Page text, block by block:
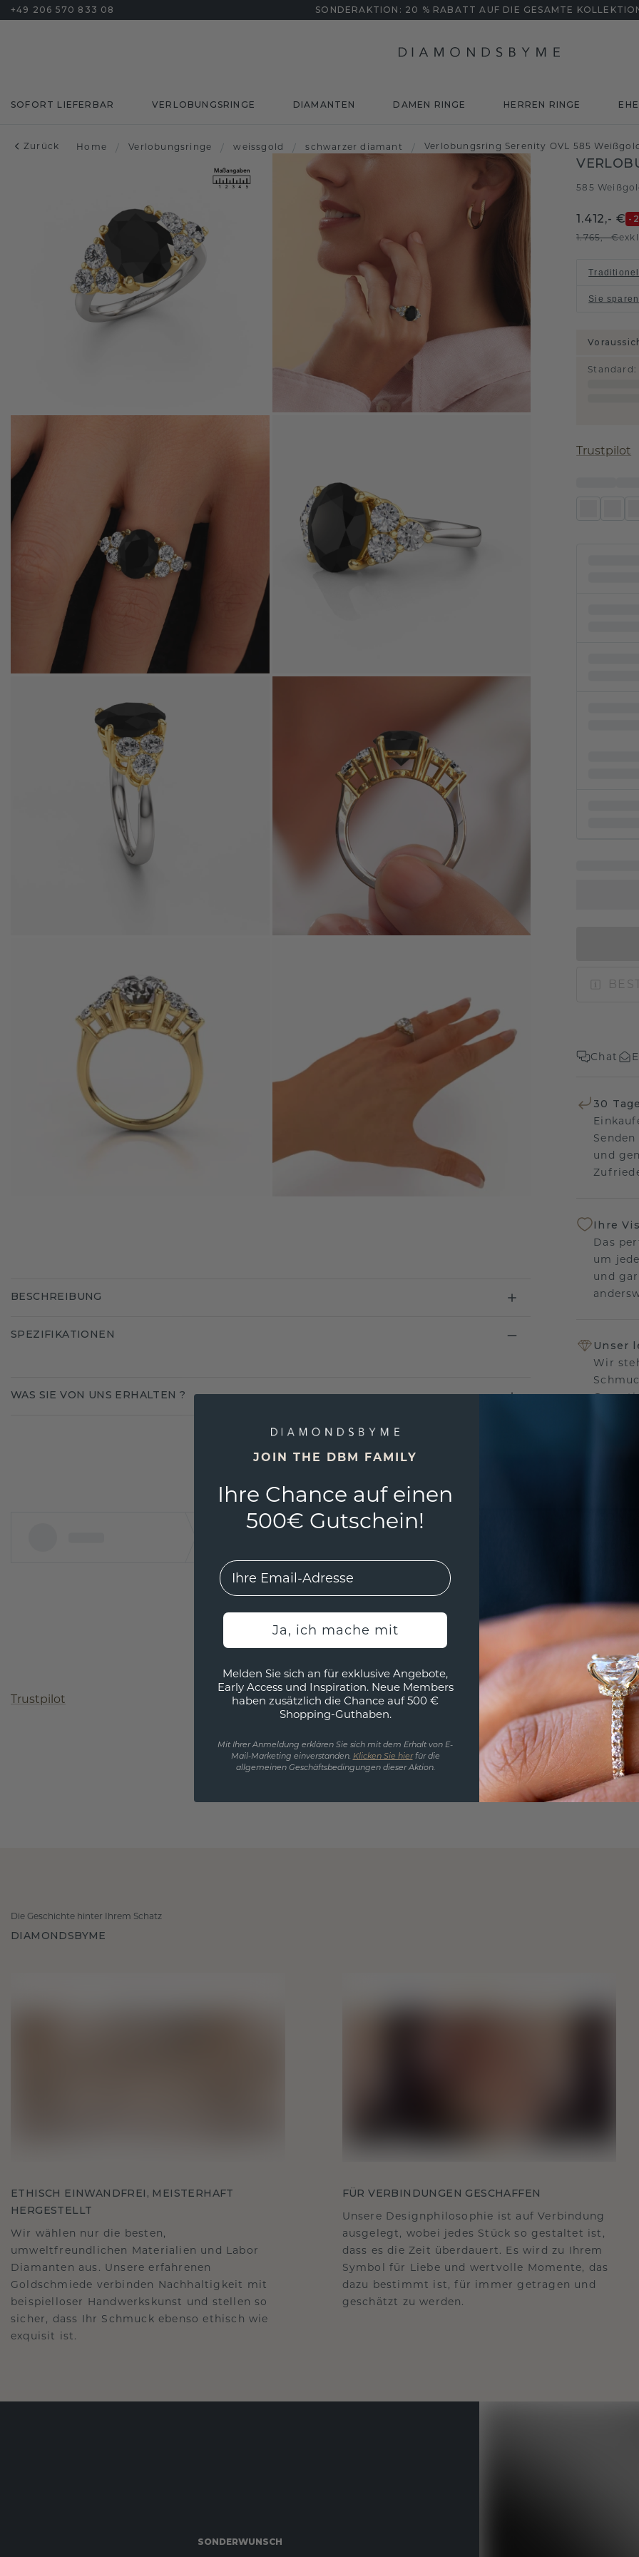
+49 206 570 833 08 SONDERAKTION: 20 % RABATT AUF DIE GESAMTE
SOFORT LIEFERBAR VERLOBUNGSRINGE DIAMANTEN DAMEN RINGE HERREN RINGE
Zurück Home / Verlobungsringe / weissgold / schwarzer diamant / Verlobungsring Serenity OVL 585
585
1.412,- € -
1.765,- €
Sie sparen
Standard :
Trustpilot
Chat
30
und
Ihre
Das
um
und
Unser
Wir
keine
BESCHREIBUNG
SPEZIFIKATIONEN
WAS SIE VON UNS ERHALTEN ?
Trustpilot
Die Geschichte hinter Ihrem Schatz
DIAMONDSBYME
ETHISCH EINWANDFREI, MEISTERHAFT
HERGESTELLT
Wir wählen nur die besten,
umweltfreundlichen Materialien und Labor
Diamanten aus. Unsere erfahrenen
Goldschmiede verbinden Nachhaltigkeit mit
beispielloser Handwerkskunst und stellen so
sicher, dass Ihr Schmuck ebenso ethisch wie
exquisit ist.
FÜR VERBINDUNGEN GESCHAFFEN
Unsere Designphilosophie ist auf Verbindung
ausgelegt, wobei jedes Stück so gestaltet ist,
dass es die Zeit überdauert. Es wird zu Ihrem
Symbol für Liebe und wertvolle Momente, das
dazu bestimmt ist, für immer getragen und
geschätzt zu werden.
SONDERWUNSCH
JOIN THE DBM FAMILY
Ihre Chance auf einen
500€ Gutschein!
EMail
Ja, ich mache mit
Melden Sie sich an für exklusive Angebote,
Early Access und Inspiration. Neue Members
haben zusätzlich die Chance auf 500 €
Shopping-Guthaben.
Mit Ihrer Anmeldung erklären Sie sich mit dem Erhalt von E-
Mail-Marketing einverstanden. Klicken Sie hierfür die
allgemeinen Geschäftsbedingungen dieser Aktion.